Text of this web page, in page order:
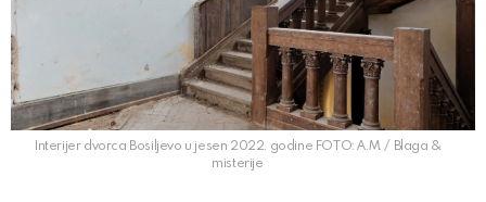
Interijer dvorca Bosiljevo u jesen 2022. godine FOTO: A.M. / Blaga &
misterije